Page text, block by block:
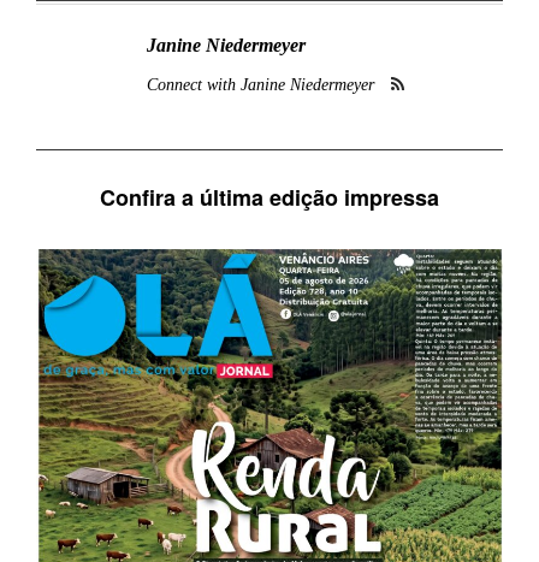
Janine Niedermeyer
Connect with Janine Niedermeyer
Confira a última edição impressa